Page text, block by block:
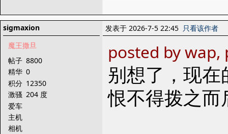
sigmaxion
魔王撒旦
帖子 8800
精华 0
积分 12350
激骚 204 度
爱车
主机
相机
发表于 2026-7-5 22:45 只看该作者
posted by
别想了，现
恨不得拨之而